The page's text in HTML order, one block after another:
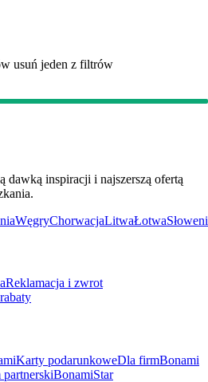
usuń jeden z filtrów
dawką inspiracji i najszerszą ofertą
WęgryChorwacjaLitwaŁotwa
Reklamacja i zwrot
Karty podarunkoweDla firmBonami
partnerskiBonamiStar